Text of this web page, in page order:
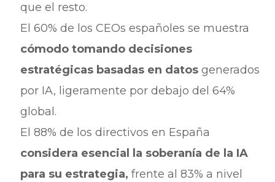
que el resto.
El 60% de los CEOs españoles se muestra
cómodo tomando decisiones
estratégicas basadas en datos generados
por IA, ligeramente por debajo del 64%
global.
El 88% de los directivos en España
considera esencial la soberanía de la IA
para su estrategia, frente al 83% a nivel